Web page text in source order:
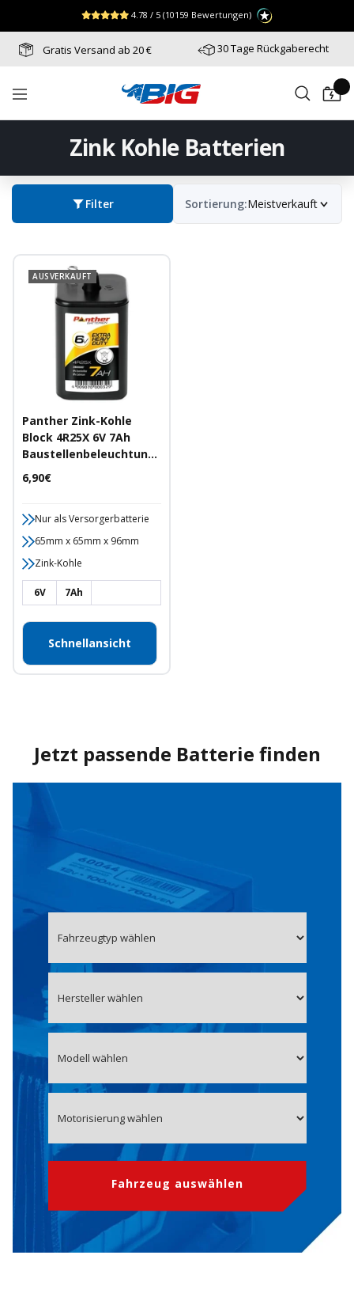
Zum Menü springen
Fußzeile springen
Barrierefreiheits-Widget öffnen
Inhalt
4.78 / 5 (10159 Bewertungen)
Gratis Versand ab 20 € 30 Tage Rückgaberecht
Navigation
Batterie-
Zink Kohle Batterien
Filter Sortierung:Meistverkauft
AUSVERKAUFT
Panther Zink-Kohle
Block 4R25X 6V 7Ah
Baustellenbeleuchtung
Batterie
Angebotspreis
6,90€
Nur als Versorgerbatterie
65mm x 65mm x 96mm
Zink-Kohle
6V 7Ah
Schnellansicht
Jetzt passende Batterie finden
Fahrzeug auswählen